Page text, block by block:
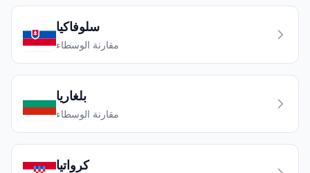
سلوفاكيا
مقارنة الوسطاء
بلغاريا
مقارنة الوسطاء
كرواتيا